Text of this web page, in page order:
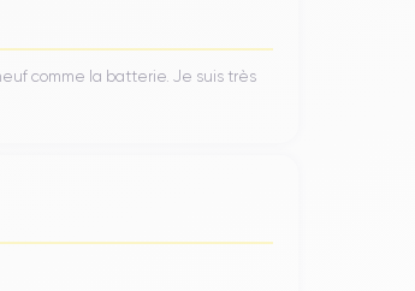
comme la batterie. Je suis très